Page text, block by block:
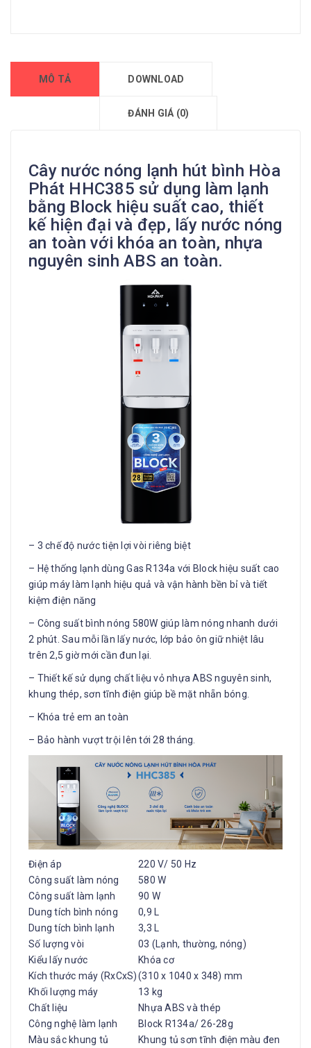
MÔ TẢ DOWNLOAD
ĐÁNH GIÁ (0)
Cây nước nóng lạnh hút bình Hòa
Phát HHC385 sử dụng làm lạnh
bằng Block hiệu suất cao, thiết
kế hiện đại và đẹp, lấy nước nóng
an toàn với khóa an toàn, nhựa
nguyên sinh ABS an toàn.
– 3 chế độ nước tiện lợi vòi riêng biệt
– Hệ thống lạnh dùng Gas R134a với Block hiệu suất cao
giúp máy làm lạnh hiệu quả và vận hành bền bỉ và tiết
kiệm điện năng
– Công suất bình nóng 580W giúp làm nóng nhanh dưới
2 phút. Sau mỗi lần lấy nước, lớp bảo ôn giữ nhiệt lâu
trên 2,5 giờ mới cần đun lại.
– Thiết kế sử dụng chất liệu vỏ nhựa ABS nguyên sinh,
khung thép, sơn tĩnh điện giúp bề mặt nhẵn bóng.
– Khóa trẻ em an toàn
– Bảo hành vượt trội lên tới 28 tháng.
Điện áp
220 V/ 50 Hz
Công suất làm nóng
580 W
Công suất làm lạnh
90 W
Dung tích bình nóng
0,9 L
Dung tích bình lạnh
3,3 L
Số lượng vòi
03 (Lạnh, thường, nóng)
Kiểu lấy nước
Khóa cơ
Kích thước máy (RxCxS)(310 x 1040 x 348) mm
Khối lượng máy
13 kg
Chất liệu
Nhựa ABS và thép
Công nghệ làm lạnh
Block R134a/ 26-28g
Màu sắc khung tủ
Khung tủ sơn tĩnh điện màu đen